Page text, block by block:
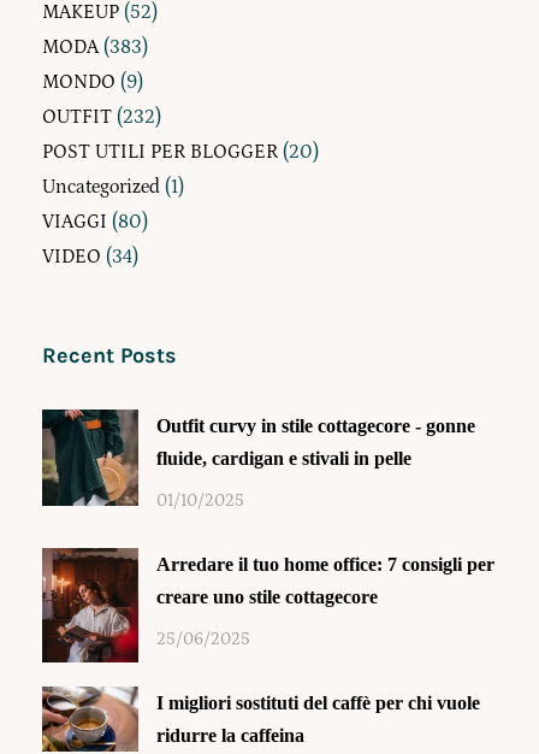
MAKEUP (52)
MODA(383)
MONDO (9)
OUTFIT (232)
POST UTILI PER BLOGGER (20)
Uncategorized (1)
VIAGGI (80)
VIDEO (34)
Recent Posts
Outfit curvy in stile cottagecore - gonne
fluide, cardigan e stivali in pelle
01/10/2025
Arredare il tuo home office: 7 consigli per
creare uno stile cottagecore
25/06/2025
I migliori sostituti del caffè per chi vuole
ridurre la caffeina